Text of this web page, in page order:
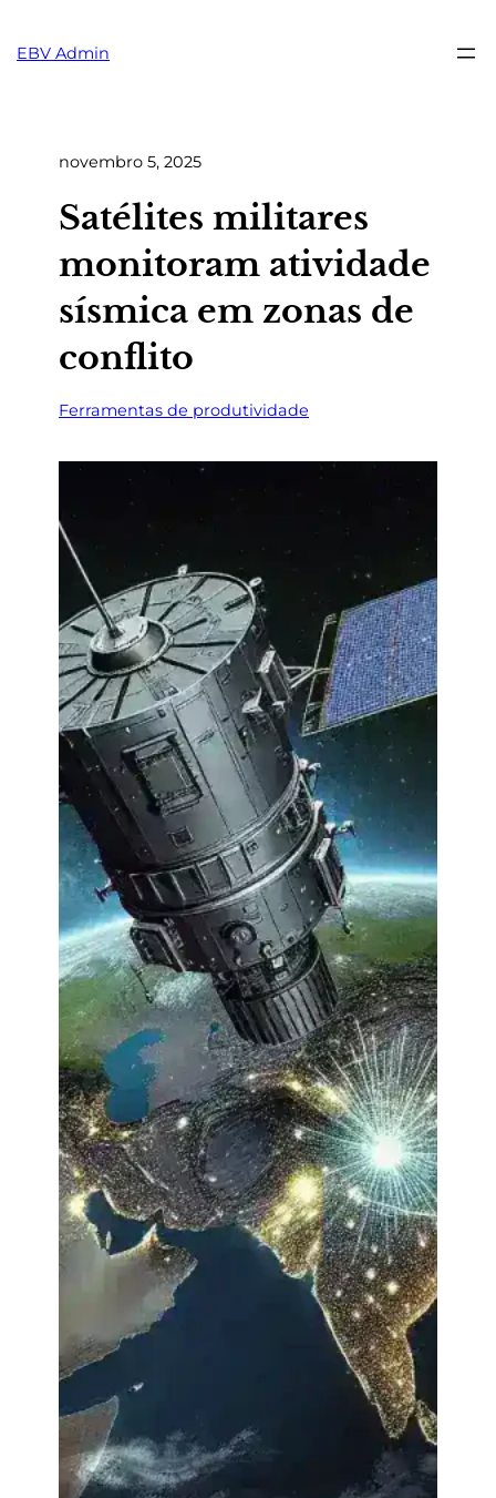
oEBV Admin
novembro 5, 2025
Satélites militares
monitoram atividade
sísmica em zonas de
conflito
Ferramentas de produtividade